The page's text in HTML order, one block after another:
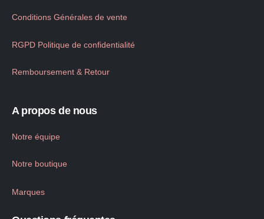
Conditions Générales de vente
RGPD Politique de confidentialité
Remboursement & Retour
A propos de nous
Notre équipe
Notre boutique
Marques